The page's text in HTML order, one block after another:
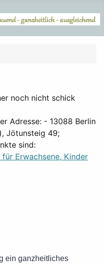
noch nicht schick
Adresse: - 13088 Berlin
Jötunsteig 49;
sind:
Erwachsene, Kinder
ein ganzheitliches